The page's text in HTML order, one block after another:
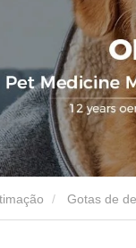
Gotas de